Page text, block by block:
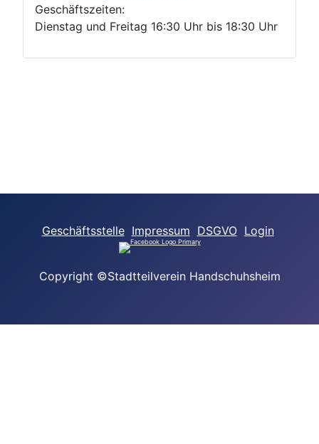
Geschäftszeiten:
Dienstag und Freitag 16:30 Uhr bis 18:30 Uhr
Geschäftsstelle Impressum DSGVO Login
Copyright ©Stadtteilverein Handschuhsheim